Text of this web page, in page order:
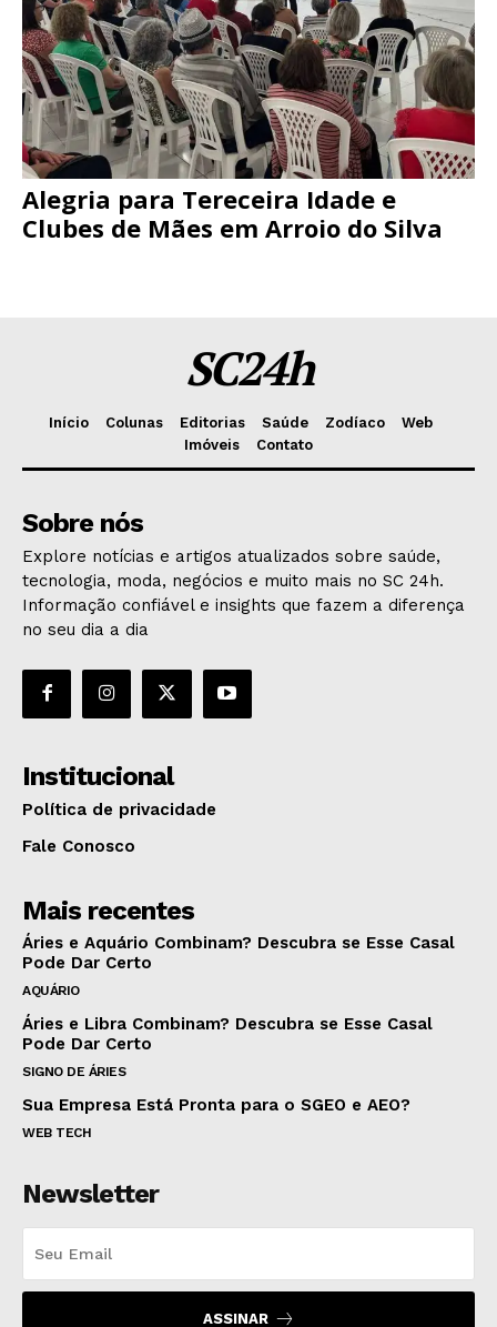
Alegria para Tereceira Idade e
Clubes de Mães em Arroio do Silva
SC24h
Início Colunas Editorias Saúde Zodíaco
Web
Imóveis
Contato
Sobre nós
Explore notícias e artigos atualizados sobre saúde,
tecnologia, moda, negócios e muito mais no SC 24h.
Informação confiável e insights que fazem a diferença
no seu dia a dia
Institucional
Política de privacidade
Fale Conosco
Mais recentes
Áries e Aquário Combinam? Descubra se Esse Casal
Pode Dar Certo
AQUÁRIO
Áries e Libra Combinam? Descubra se Esse Casal
Pode Dar Certo
SIGNO DE ÁRIES
Sua Empresa Está Pronta para o SGEO e AEO?
WEB TECH
Newsletter
ASSINAR